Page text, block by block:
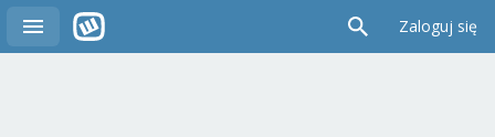
Zaloguj się